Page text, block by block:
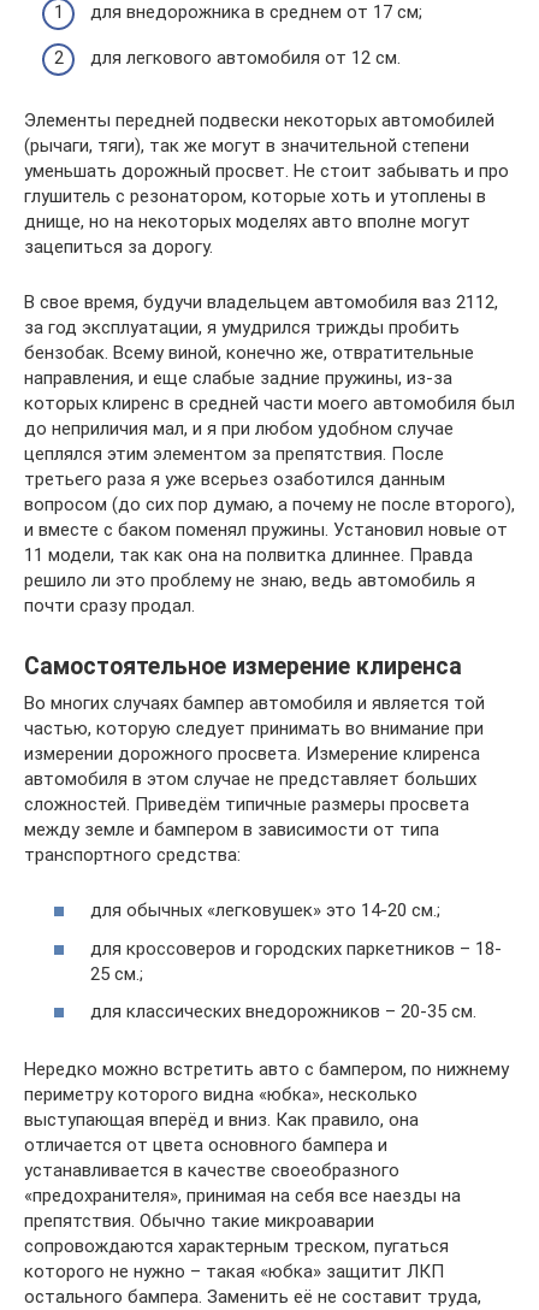
для внедорожника в среднем от 17 см;
для легкового автомобиля от 12 см.
Элементы передней подвески некоторых автомобилей
(рычаги, тяги), так же могут в значительной степени
уменьшать дорожный просвет. Не стоит забывать и про
глушитель с резонатором, которые хоть и утоплены в
днище, но на некоторых моделях авто вполне могут
зацепиться за дорогу.
В свое время, будучи владельцем автомобиля ваз 2112,
за год эксплуатации, я умудрился трижды пробить
бензобак. Всему виной, конечно же, отвратительные
направления, и еще слабые задние пружины, из-за
которых клиренс в средней части моего автомобиля был
до неприличия мал, и я при любом удобном случае
цеплялся этим элементом за препятствия. После
третьего раза я уже всерьез озаботился данным
вопросом (до сих пор думаю, а почему не после второго),
и вместе с баком поменял пружины. Установил новые от
11 модели, так как она на полвитка длиннее. Правда
решило ли это проблему не знаю, ведь автомобиль я
почти сразу продал.
Самостоятельное измерение клиренса
Во многих случаях бампер автомобиля и является той
частью, которую следует принимать во внимание при
измерении дорожного просвета. Измерение клиренса
автомобиля в этом случае не представляет больших
сложностей. Приведём типичные размеры просвета
между земле и бампером в зависимости от типа
транспортного средства:
для обычных «легковушек» это 14-20 см.;
для кроссоверов и городских паркетников – 18-
25 см.;
для классических внедорожников – 20-35 см.
Нередко можно встретить авто с бампером, по нижнему
периметру которого видна «юбка», несколько
выступающая вперёд и вниз. Как правило, она
отличается от цвета основного бампера и
устанавливается в качестве своеобразного
«предохранителя», принимая на себя все наезды на
препятствия. Обычно такие микроаварии
сопровождаются характерным треском, пугаться
которого не нужно – такая «юбка» защитит ЛКП
остального бампера. Заменить её не составит труда,